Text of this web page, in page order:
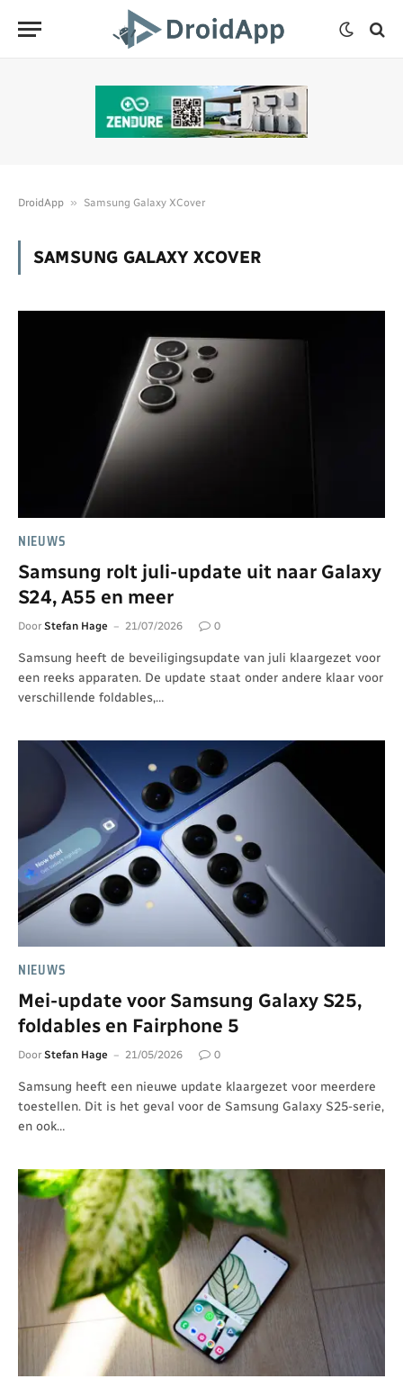
DroidApp » Samsung Galaxy XCover
SAMSUNG GALAXY XCOVER
NIEUWS
Samsung rolt juli-update uit naar Galaxy
S24, A55 en meer
Door Stefan Hage 21/07/2026 0
Samsung heeft de beveiligingsupdate van juli klaargezet voor
een reeks apparaten. De update staat onder andere klaar voor
verschillende foldables,…
NIEUWS
Mei-update voor Samsung Galaxy S25,
foldables en Fairphone 5
Door Stefan Hage 21/05/2026 0
Samsung heeft een nieuwe update klaargezet voor meerdere
toestellen. Dit is het geval voor de Samsung Galaxy S25-serie,
en ook…